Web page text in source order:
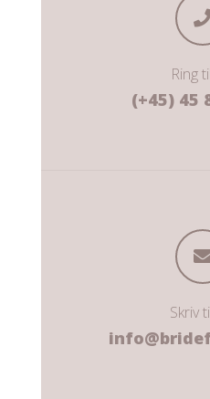
Ring
(+45) 45
Skriv